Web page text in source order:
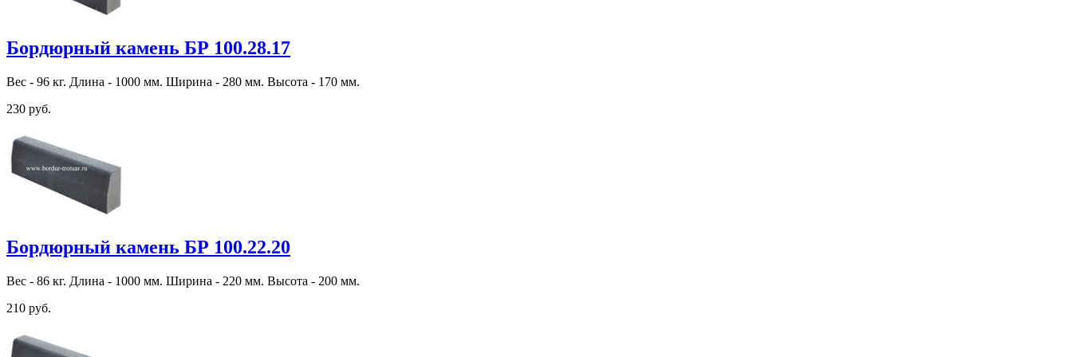
Бордюрный камень БР 100.28.17
Вес - 96 кг. Длина - 1000 мм. Ширина - 280 мм. Высота - 170 мм.
230 руб.
Бордюрный камень БР 100.22.20
Вес - 86 кг. Длина - 1000 мм. Ширина - 220 мм. Высота - 200 мм.
210 руб.